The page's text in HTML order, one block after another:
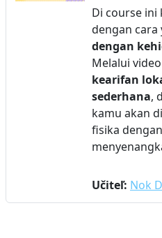
Di course ini
dengan cara
dengan
Melalui
kearifan
sederhana,
kamu akan
fisika
Učiteľ: Nok